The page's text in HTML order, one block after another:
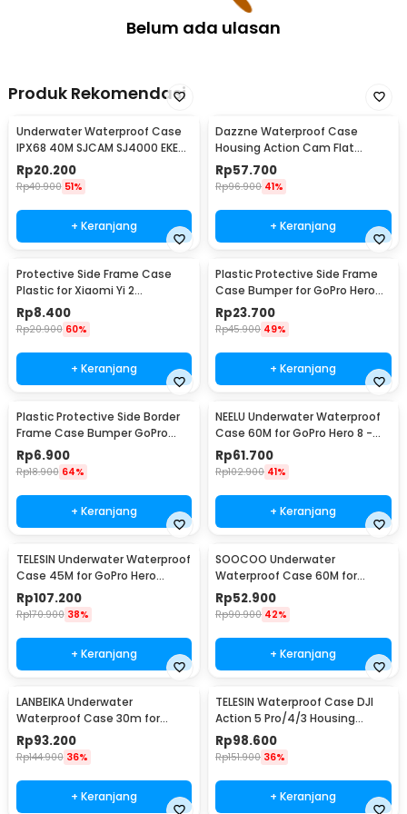
Belum ada ulasan
Produk Rekomendasi
Underwater Waterproof Case
IPX68 40M SJCAM SJ4000 EKEN
H9 Button Top - 3C
Rp20.200
Rp40.900 51%
+ Keranjang
Dazzne Waterproof Case
Housing Action Cam Flat
Button for GoPro Hero 4 - DZ-
307
Rp57.700
Rp96.900 41%
+ Keranjang
Protective Side Frame Case
Plastic for Xiaomi Yi 2
4K/Lite/Discovery - A224
Rp8.400
Rp20.900 60%
+ Keranjang
Plastic Protective Side Frame
Case Bumper for GoPro Hero
5/6/7 - XTG341
Rp23.700
Rp45.900 49%
+ Keranjang
Plastic Protective Side Border
Frame Case Bumper GoPro
Hero 3/3+/4 - GP04
Rp6.900
Rp18.900 64%
+ Keranjang
NEELU Underwater Waterproof
Case 60M for GoPro Hero 8 -
GP-08
Rp61.700
Rp102.900 41%
+ Keranjang
TELESIN Underwater Waterproof
Case 45M for GoPro Hero
12/11/10/9 - GP-WTP-901
Rp107.200
Rp170.900 38%
+ Keranjang
SOOCOO Underwater
Waterproof Case 60M for
GoPro Hero 9/10/11/12 - SO-901
Rp52.900
Rp90.900 42%
+ Keranjang
LANBEIKA Underwater
Waterproof Case 30m for
SJCAM C100
Rp93.200
Rp144.900 36%
+ Keranjang
TELESIN Waterproof Case DJI
Action 5 Pro/4/3 Housing
Kamera Anti Air - OA-WTP-003
Rp98.600
Rp151.900 36%
+ Keranjang